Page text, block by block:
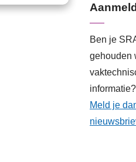
Ben je
gehouden
informatie?
Meld je